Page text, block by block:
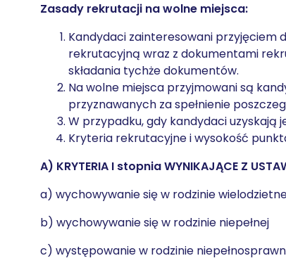
Zasady rekrutacji na wolne miejsca:
Kandydaci zainteresowani przyjęciem
rekrutacyjną wraz z dokumentami
składania tychże dokumentów.
Na wolne miejsca przyjmowani są
przyznawanych za spełnienie
W przypadku, gdy kandydaci uzyskają
Kryteria rekrutacyjne i wysokość
A) KRYTERIA I stopnia WYNIKAJĄCE Z
a) wychowywanie się w rodzinie
b) wychowywanie się w rodzinie niepełnej
c) występowanie w rodzinie